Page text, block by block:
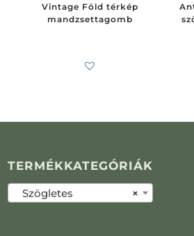
Vintage Föld térkép
mandzsettagomb
TERMÉKKATEGÓRIÁK
×
Szögletes